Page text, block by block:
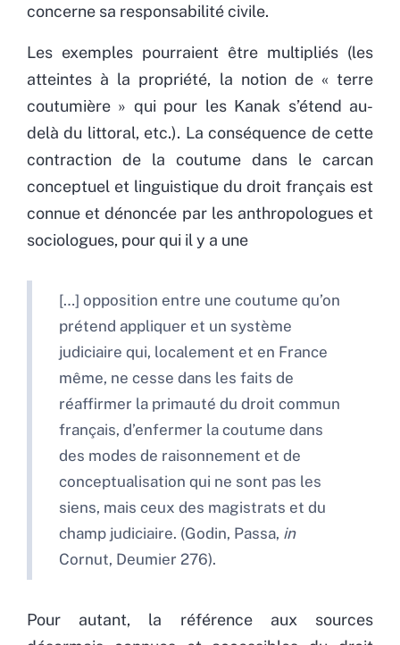
concerne sa responsabilité civile.
Les exemples pourraient être multipliés (les
atteintes à la propriété, la notion de « terre
coutumière » qui pour les Kanak s’étend au-
delà du littoral, etc.). La conséquence de cette
contraction de la coutume dans le carcan
conceptuel et linguistique du droit français est
connue et dénoncée par les anthropologues et
sociologues, pour qui il y a une
[…] opposition entre une coutume qu’on
prétend appliquer et un système
judiciaire qui, localement et en France
même, ne cesse dans les faits de
réaffirmer la primauté du droit commun
français, d’enfermer la coutume dans
des modes de raisonnement et de
conceptualisation qui ne sont pas les
siens, mais ceux des magistrats et du
champ judiciaire. (Godin, Passa, in
Cornut, Deumier 276).
Pour autant, la référence aux sources